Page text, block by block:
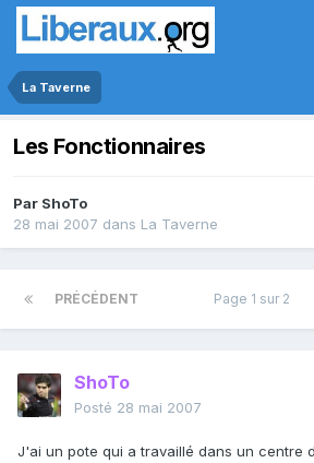
La Taverne
Les Fonctionnaires
Par ShoTo
28 mai 2007 dans La Taverne
PRÉCÉDENT Page 1 sur 2
ShoTo
Posté 28 mai 2007
J'ai un pote qui a travaillé dans un centre